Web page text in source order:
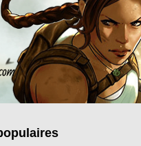
Lara Croft et
"los angeles"